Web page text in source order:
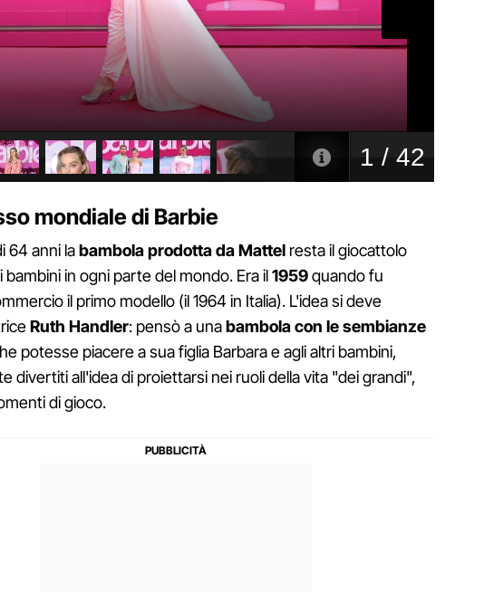
mondiale di Barbie
64 anni labambola prodotta da Mattel resta il giocattolo
in ogni parte del mondo. Era il1959quando fu
il primo modello (il 1964 in Italia). L'idea si deve
Ruth Handler: pensò a unabambola con le sembianze
potesse piacere a sua figlia Barbara e agli altri bambini,
divertiti all'idea di proiettarsi nei ruoli della vita "dei grandi",
di gioco.